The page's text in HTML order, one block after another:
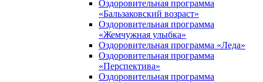
Оздоровительная программа
«Бальзаковский возраст»
Оздоровительная программа
«Жемчужная улыбка»
Оздоровительная программа «Леда»
Оздоровительная программа
«Перспектива»
Оздоровительная программа